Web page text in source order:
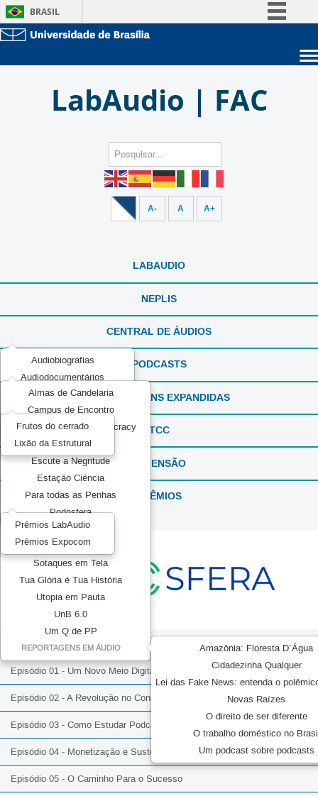
BRASIL
Acesso à informação
Unidades acadêmicas
Estude na UnB
LabAudio | FAC
A- A A+
LABAUDIO
NEPLIS
CENTRAL DE ÁUDIOS
Audiobiografias
Audiodocumentários
ExperimentaSONS
Ficção em Áudio
Produções Experimentais
Recorda_SONS
Reportagens Especiais
Série ou Programa Especial
Sintonia Literária
TeMATIZaSONS
PODCASTS
Almas de Candelaria
Campus de Encontro
Communication and Democracy
Elas por Elas
Escute a Negritude
Estação Ciência
Para todas as Penhas
Podosfera
Pretos no topo
Mídia Pública
Sotaques em Tela
Tua Glória é Tua História
Utopia em Pauta
UnB 6.0
Um Q de PP
REPORTAGENS EM ÁUDIO
Amazônia: Floresta D`Água
Cidadezinha Qualquer
Lei das Fake News: entenda o
Novas Raízes
O direito de ser diferente
O trabalho doméstico no
Um podcast sobre podcasts
REPORTAGENS EXPANDIDAS
Frutos do cerrado
Lixão da Estrutural
TCC
EXTENSÃO
PRÊMIOS
Prêmios LabAudio
Prêmios Expocom
Episódio 01 - Um Novo Meio Digital de Massa
Episódio 02 - A Revolução no Consumo de Áudio
Episódio 03 - Como Estudar Podcast?
Episódio 04 - Monetização e Sustentabilidade
Episódio 05 - O Caminho Para o Sucesso